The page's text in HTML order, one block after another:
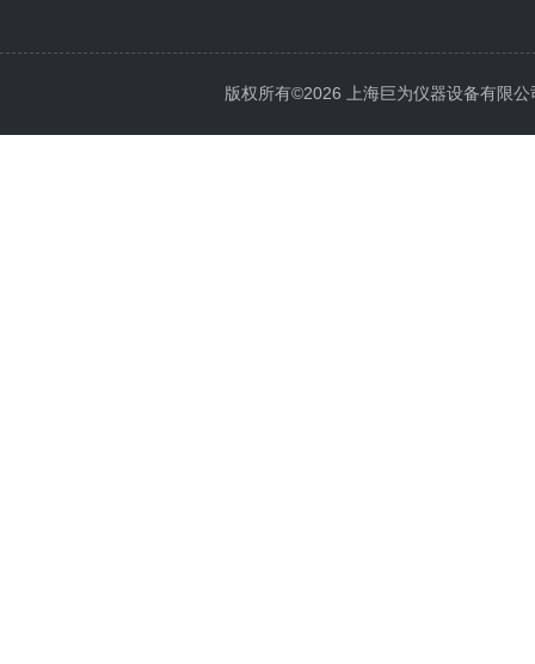
版权所有©2026 上海巨为仪器设备有限